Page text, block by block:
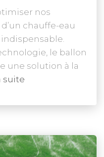
nos
chauffe-eau
le ballon
une solution à la
suite